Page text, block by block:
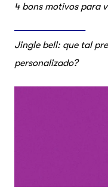
4 bons motivos para
Jingle bell: que tal
personalizado?